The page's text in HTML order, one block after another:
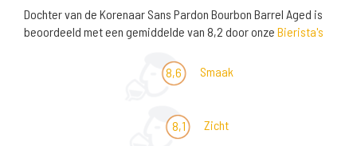
Dochter van de Korenaar Sans Pardon Bourbon Barrel Aged is
beoordeeld met een gemiddelde van 8,2 door onze Bierista's
8,6 Smaak
8,1 Zicht